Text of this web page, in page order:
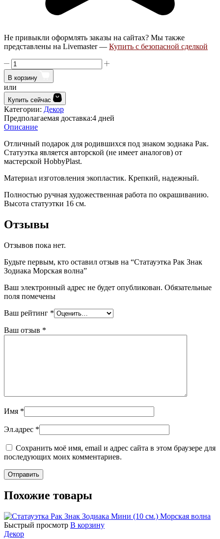
Не привыкли оформлять заказы на сайтах? Мы также
представлены на Livemaster — Купить с безопасной сделкой
Количество
товара
Статауэтка
Рак
Знак
Зодиака
Морская
волна
В корзину
или
Купить сейчас
Категории: Декор
Предполагаемая доставка:4 дней
Описание
Отличный подарок для родившихся под знаком зодиака Рак.
Статуэтка является авторской (не имеет аналогов) от
мастерской HobbyPlast.
Материал изготовления экопластик. Крепкий, надежный.
Полностью ручная художественная работа по окрашиванию.
Высота статуэтки 16 см.
Отзывы
Отзывов пока нет.
Будьте первым, кто оставил отзыв на “Статауэтка Рак Знак
Зодиака Морская волна”
Ваш электронный адрес не будет опубликован. Обязательные
поля помечены
Ваш рейтинг *
Ваш отзыв *
Имя *
Эл.адрес *
Сохранить моё имя, email и адрес сайта в этом браузере для
последующих моих комментариев.
Похожие товары
Быстрый просмотр В корзину
Декор